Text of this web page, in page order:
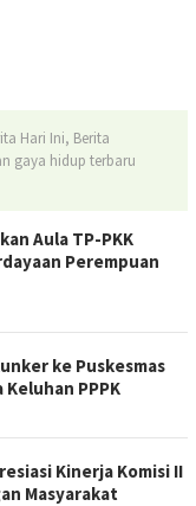
Hari Ini, Berita
gaya hidup terbaru
Aula TP-PKK
Perempuan
ke Puskesmas
PPPK
Kinerja Komisi II
Masyarakat